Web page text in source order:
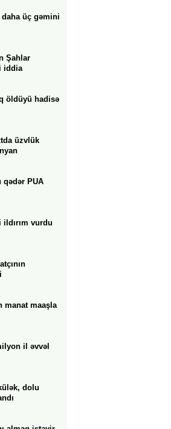
daha üç gəmini
Şahlar
iddia
öldüyü hadisə
üzvlük
qədər PUA
ildırım vurdu
manat maaşla
il əvvəl
dolu